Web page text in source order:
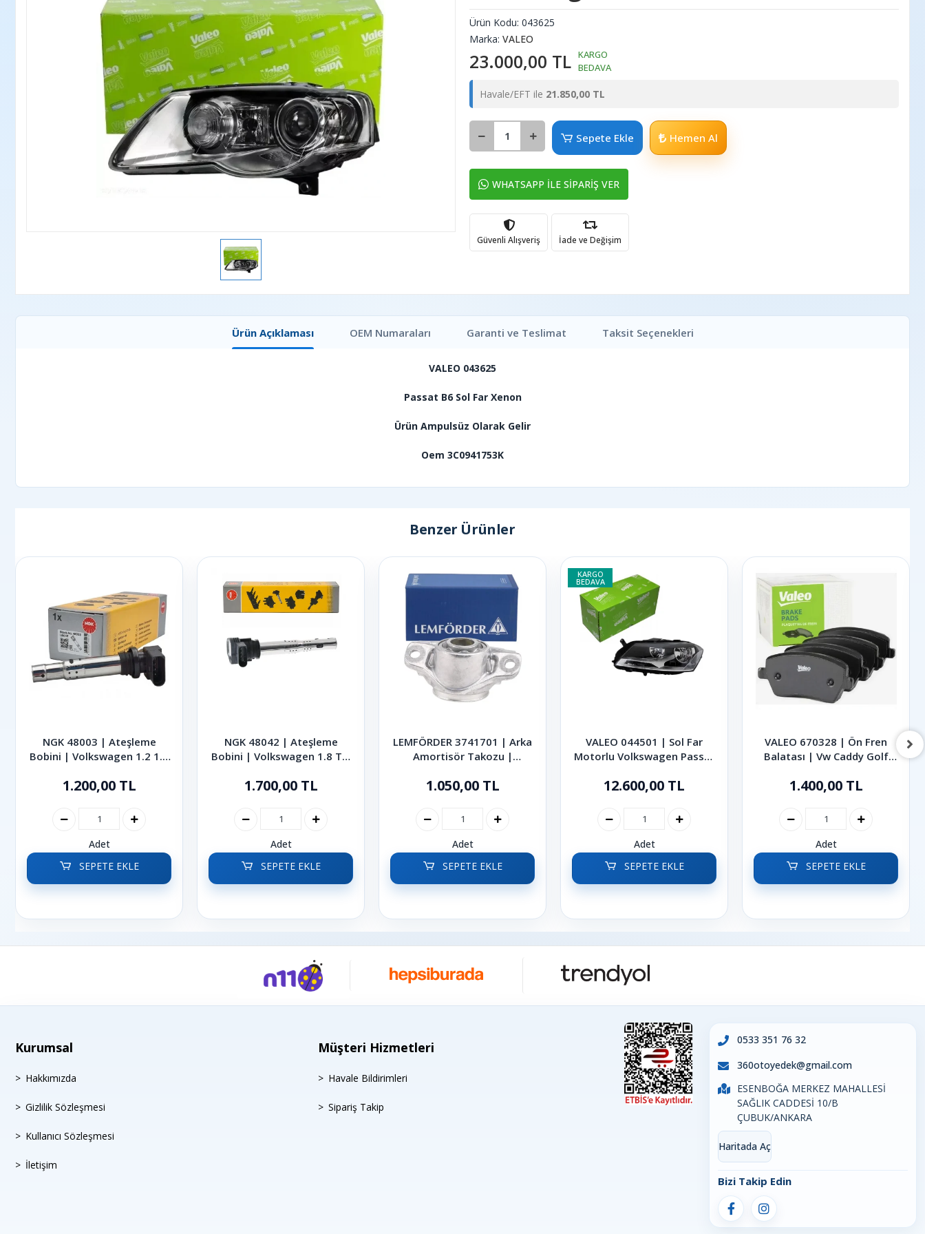
Ürün Kodu: 043625
Marka: VALEO
23.000,00 TL KARGO
BEDAVA
Havale/EFT ile 21.850,00 TL
Sepete Ekle Hemen Al
WHATSAPP İLE SİPARİŞ VER
Güvenli Alışveriş İade ve Değişim
Ürün Açıklaması Garanti ve Teslimat Taksit Seçenekleri
OEM Numaraları
VALEO 043625
Passat B6 Sol Far Xenon
Ürün Ampulsüz Olarak Gelir
Oem 3C0941753K
Benzer Ürünler
NGK 48003 | Ateşleme
Bobini | Volkswagen 1.2 1.4
Polo Passat 2002-2014
1.200,00 TL
Adet
SEPETE EKLE
NGK 48042 | Ateşleme
Bobini | Volkswagen 1.8 TSI
Tiguan 2004-2016
1.700,00 TL
Adet
SEPETE EKLE
LEMFÖRDER 3741701 | Arka
Amortisör Takozu |
Arteon Tiguan 2012-2024
1.050,00 TL
Adet
SEPETE EKLE
KARGO
BEDAVA
VALEO 044501 | Sol Far
Motorlu Volkswagen Passat
12.600,00 TL
Adet
SEPETE EKLE
VALEO 670328 | Ön Fren
Balatası | Vw Caddy Golf
1.400,00 TL
Adet
SEPETE EKLE
Kurumsal
Hakkımızda
Gizlilik Sözleşmesi
Kullanıcı Sözleşmesi
İletişim
Müşteri Hizmetleri
Havale Bildirimleri
Sipariş Takip
0533 351 76 32
360otoyedek@gmail.com
ESENBOĞA MERKEZ MAHALLESİ
SAĞLIK CADDESİ 10/B
ÇUBUK/ANKARA
Haritada Aç
Bizi Takip Edin